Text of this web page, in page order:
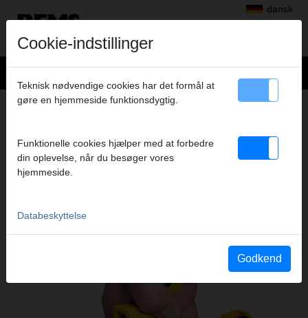
dansk
Produkter>Overskæring, affasning, afgratning, kalibrering
REMS ROS P26/SW 35 S
RØRSAKS TIL ÉN HÅND
Cookie-indstillinger
Teknisk nødvendige cookies har det formål at
gøre en hjemmeside funktionsdygtig.
Funktionelle cookies hjælper med at forbedre
din oplevelse, når du besøger vores
hjemmeside.
Databeskyttelse
Godkend